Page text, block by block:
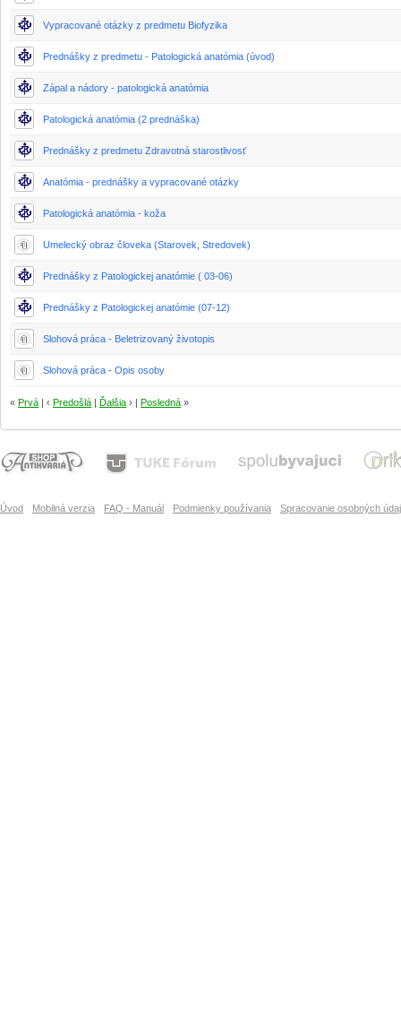
Vypracované otázky z predmetu Biofyzika
Prednášky z predmetu - Patologická anatómia (úvod)
Zápal a nádory - patologická anatómia
Patologická anatómia (2 prednáška)
Prednášky z predmetu Zdravotná starostlivosť
Anatómia - prednášky a vypracované otázky
Patologická anatómia - koža
Umelecký obraz človeka (Starovek, Stredovek)
Prednášky z Patologickej anatómie ( 03-06)
Prednášky z Patologickej anatómie (07-12)
Slohová práca - Beletrizovaný životopis
Slohová práca - Opis osoby
« Prvá | ‹ Predošlá | Ďalšia › | Posledná »
Úvod Mobilná verzia FAQ - Manuál Podmienky používania Spracovanie osobných